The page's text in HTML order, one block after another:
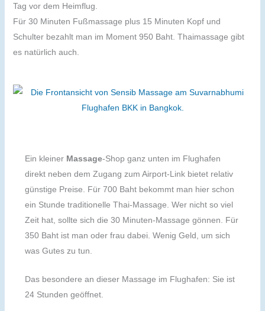
Tag vor dem Heimflug.
Für 30 Minuten Fußmassage plus 15 Minuten Kopf und
Schulter bezahlt man im Moment 950 Baht. Thaimassage gibt
es natürlich auch.
Ein kleiner Massage-Shop ganz unten im Flughafen
direkt neben dem Zugang zum Airport-Link bietet relativ
günstige Preise. Für 700 Baht bekommt man hier schon
ein Stunde traditionelle Thai-Massage. Wer nicht so viel
Zeit hat, sollte sich die 30 Minuten-Massage gönnen. Für
350 Baht ist man oder frau dabei. Wenig Geld, um sich
was Gutes zu tun.
Das besondere an dieser Massage im Flughafen: Sie ist
24 Stunden geöffnet.